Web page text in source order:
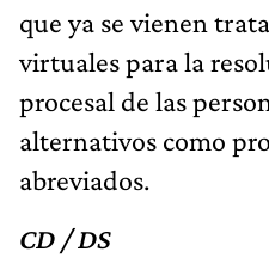
que ya se vienen
virtuales para la
procesal de las
alternativos como
abreviados.
CD / DS